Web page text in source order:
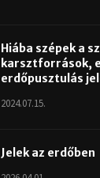
Hiába szépek a
karsztforrások,
erdőpusztulás
2024.07.15.
Jelek az erdőben